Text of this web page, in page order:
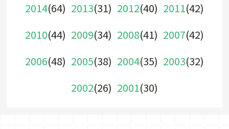
2014(64) 2013(31) 2012(40) 2011(42)
2010(44) 2009(34) 2008(41) 2007(42)
2006(48) 2005(38) 2004(35) 2003(32)
2002(26) 2001(30)